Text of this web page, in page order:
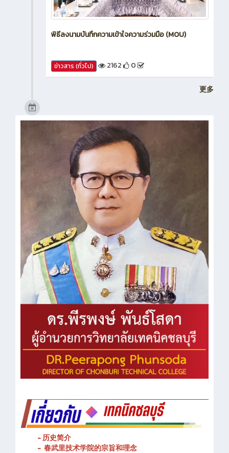
พิธีลงนามบันทึกความเข้าใจความร่วมมือ (MOU)
ข่าวสาร (ทั่วไป) 2162 0
更多
- 历史简介
- 春武里技术学院的宗旨和理念